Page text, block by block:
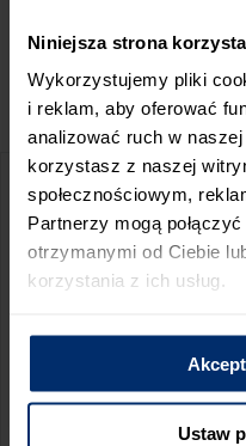
Niniejsza strona
Wykorzystujemy pliki
i reklam, aby oferować
analizować ruch w
korzystasz z naszej
społecznościowym,
Partnerzy mogą
otrzymanymi od Ciebie
korzystania z ich usług.
Ustaw
PRZED WIZYTĄ W
Oblicz, jaką ilość